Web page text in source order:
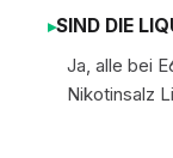
SIND DIE
Ja, alle bei
Nikotinsalz